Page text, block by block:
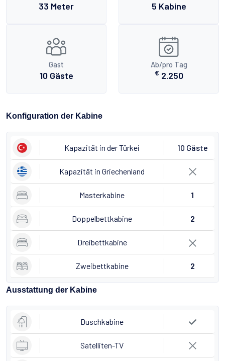
33 Meter 5 Kabine
Gast
10 Gäste
Ab/pro Tag
€ 2.250
Konfiguration der Kabine
Kapazität in der Türkei 10 Gäste
Kapazität in Griechenland
Masterkabine 1
Doppelbettkabine 2
Dreibettkabine
Zweibettkabine 2
Ausstattung der Kabine
Duschkabine
Satelliten-TV